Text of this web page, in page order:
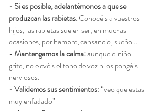
- Si es posible, adelantémonos a que se
produzcan las rabietas. Conocéis a vuestros
hijos, las rabietas suelen ser, en muchas
ocasiones, por hambre, cansancio, sueño…
- Mantengamos la calma: aunque el niño
grite, no elevéis el tono de voz ni os pongáis
nerviosos.
- Validemos sus sentimientos: “veo que estas
muy enfadado”